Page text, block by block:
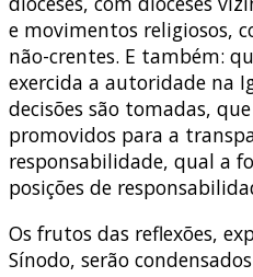
e movimentos religiosos,
não-crentes. E também:
exercida a autoridade na
decisões são tomadas,
promovidos para a
responsabilidade, qual a
posições de
Os frutos das reflexões,
Sínodo, serão